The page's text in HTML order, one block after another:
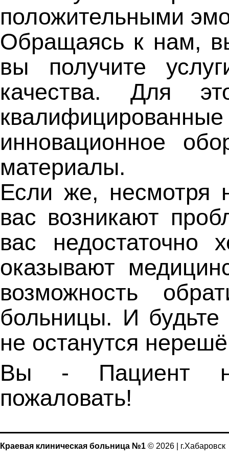
положительными
Обращаясь к нам,
вы получите
качества. Для
инновационное
материалы.
Если же, несмотря
вас возникают
вас недостаточно
оказывают
возможность
больницы. И
не останутся
Вы - Пациент
пожаловать!
Краевая клиническая больница №1 © 2026 | г.Хабаровск